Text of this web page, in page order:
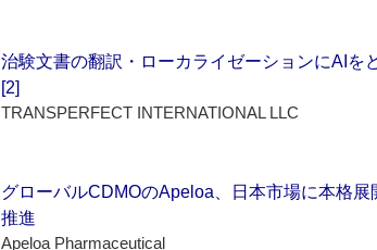
治験文書の翻訳・ローカライゼーションにAIを
[2]
TRANSPERFECT INTERNATIONAL LLC
グローバルCDMOのApeloa、日本市場に本格
推進
Apeloa Pharmaceutical